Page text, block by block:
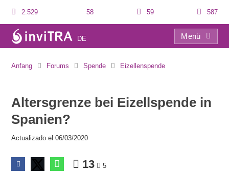
2.529 58 59 587
DE
Menü
Anfang Forums Spende Eizellenspende
Altersgrenze bei Eizellspende in
Spanien?
Actualizado el 06/03/2020
13 5